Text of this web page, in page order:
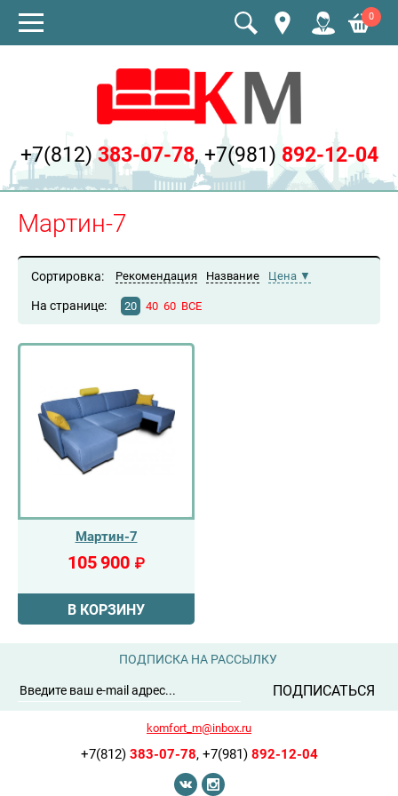
0
+7(812) 383-07-78,+7(981) 892-12-04
Мартин-7
Сортировка: Рекомендация Название Цена
На странице: 20 40 60 ВСЕ
Мартин-7
105 900 ₽
В КОРЗИНУ
ПОДПИСКА НА РАССЫЛКУ
ПОДПИСАТЬСЯ
komfort_m@inbox.ru
+7(812) 383-07-78, +7(981) 892-12-04